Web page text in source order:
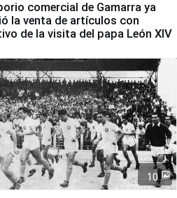
comercial de Gamarra ya
la venta de artículos con
de la visita del papa León XIV
10